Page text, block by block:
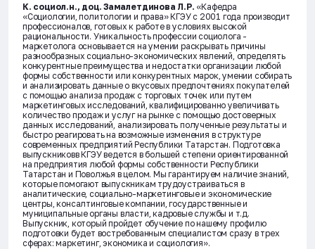
К. социол.н., доц. Замалетдинова Л.Р. «Кафедра
«Социологии, политологии и права» КГЭУ с 2001 года производит
профессионалов, готовых к работе в условиях высокой
рациональности. Уникальность профессии социолога -
маркетолога основывается на умении раскрывать причины
разнообразных социально-экономических явлений, определять
конкурентные преимущества и недостатки организации любой
формы собственности или конкурентных марок, умении собирать
и анализировать данные о вкусовых предпочтениях покупателей
с помощью анализа продаж с торговых точек или путем
маркетинговых исследований, квалифицированно увеличивать
количество продаж и услуг на рынке с помощью достоверных
данных исследований, анализировать полученные результаты и
быстро реагировать на возможные изменения в структуре
современных предприятий Республики Татарстан. Подготовка
выпускниковв КГЭУ ведется в большей степени ориентированной
на предприятия любой формы собственности Республики
Татарстан и Поволжья в целом. Мы гарантируем наличие знаний,
которые помогают выпускникам трудоустраиваться в
аналитические, социально-маркетинговые и экономические
центры, консалтинговые компании, государственные и
муниципальные органы власти, кадровые службы и т.д.
Выпускник, который пройдет обучение по нашему профилю
подготовки будет востребованным специалистом сразу в трех
сферах: маркетинг, экономика и социология».